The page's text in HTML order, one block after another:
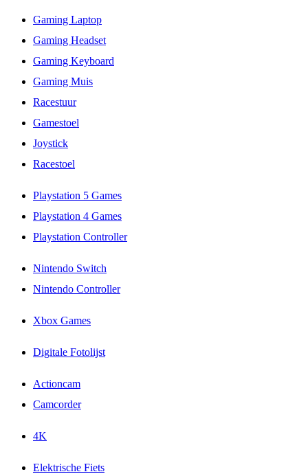
Gaming Laptop
Gaming Headset
Gaming Keyboard
Gaming Muis
Racestuur
Gamestoel
Joystick
Racestoel
Playstation 5 Games
Playstation 4 Games
Playstation Controller
Nintendo Switch
Nintendo Controller
Xbox Games
Digitale Fotolijst
Actioncam
Camcorder
4K
Elektrische Fiets